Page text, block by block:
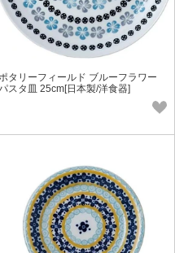
タリーフィールド ブルーフラワー
スタ皿 25cm[日本製/洋食器]